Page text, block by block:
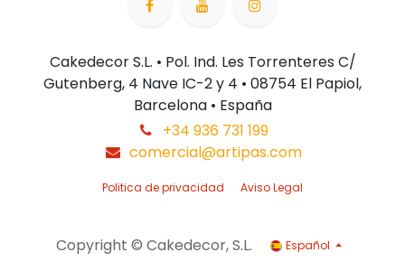
Cakedecor S.L. • Pol. Ind. Les Torrenteres C/
Gutenberg, 4 Nave IC-2 y 4 • 08754 El Papiol,
Barcelona • España
+34 936 731 199
comercial@artipas.com
Politica de privacidad Aviso Legal
Copyright © Cakedecor, S.L. Español